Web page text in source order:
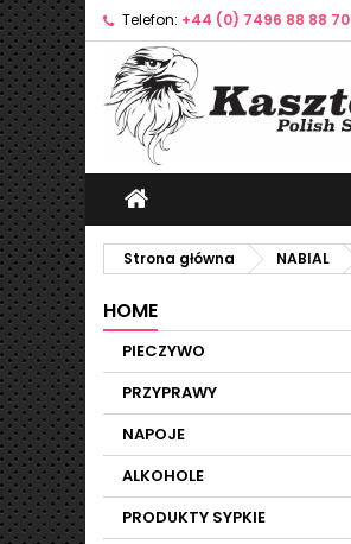
Telefon: +44 (0) 7496 88 88 70
Strona główna NABIAL
HOME
PIECZYWO
PRZYPRAWY
NAPOJE
ALKOHOLE
PRODUKTY SYPKIE